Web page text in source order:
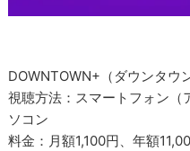
DOWNTOWN+（ダウンタウ
視聴方法：スマートフォン（
ソコン
料金：月額1,100円、年額